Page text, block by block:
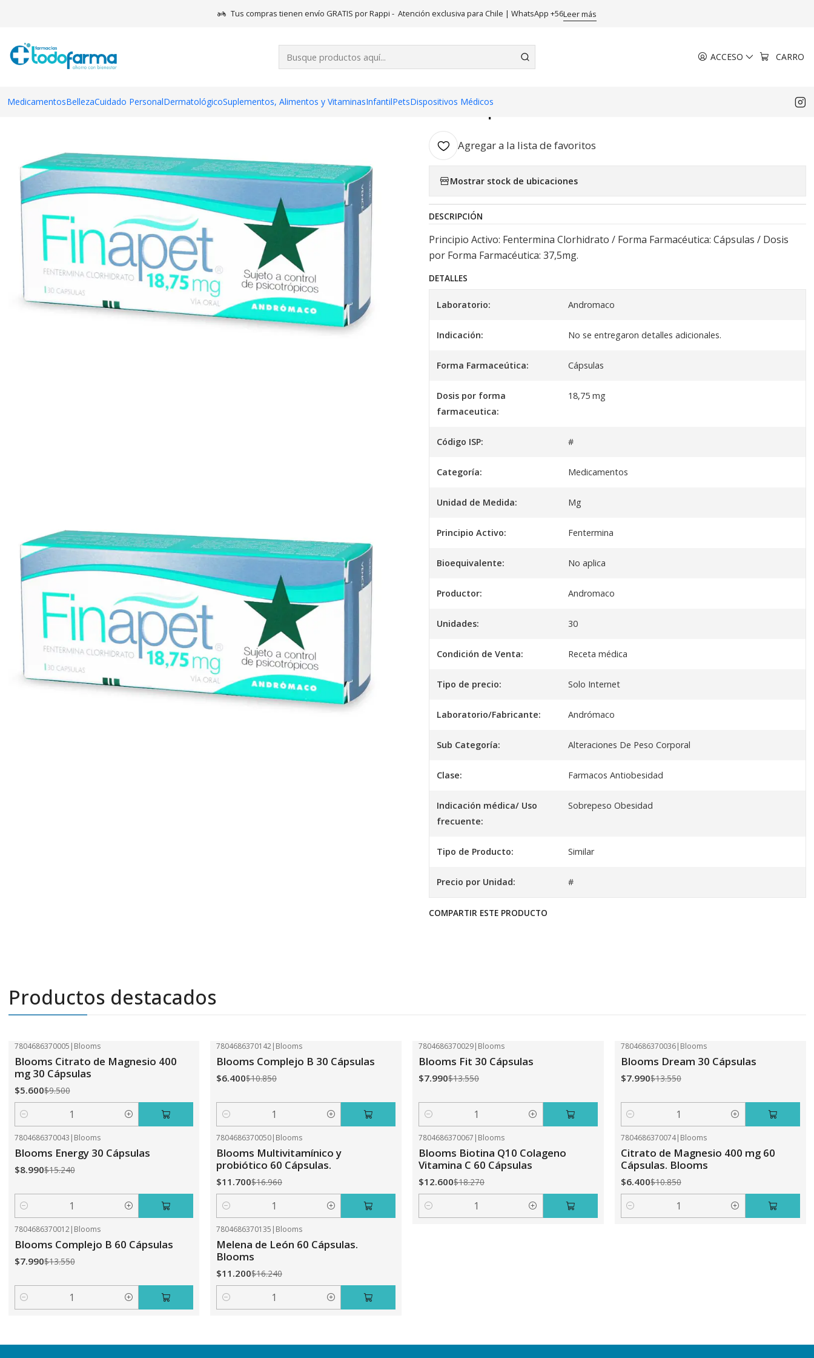
ACCESO CARRO
MedicamentosBellezaCuidado PersonalDermatológicoSuplementos, Alimentos y VitaminasInfantilPetsDispositivos Médicos
Tus compras tienen envío GRATIS por Rappi - Atención exclusiva para Chile | WhatsApp +56Leer más
Medicamentos Finapet (B) Fentermina 18,75 mg 30 Cápsulas. Medicamento controlado, venta presencial
Finapet (B) Fentermina 18,75 mg 30
venta presencial
Agregar a la lista de favoritos
Mostrar stock de ubicaciones
DESCRIPCIÓN
Principio Activo: Fentermina Clorhidrato / Forma Farmacéutica: Cápsulas / Dosis
por Forma Farmacéutica: 37,5mg.
DETALLES
Laboratorio: Andromaco
Indicación: No se entregaron detalles adicionales.
Forma Farmaceútica: Cápsulas
Dosis por forma
farmaceutica:
18,75 mg
Código ISP: #
Categoría: Medicamentos
Unidad de Medida: Mg
Principio Activo: Fentermina
Bioequivalente: No aplica
Productor: Andromaco
Unidades: 30
Condición de Venta: Receta médica
Tipo de precio: Solo Internet
Laboratorio/Fabricante: Andrómaco
Sub Categoría: Alteraciones De Peso Corporal
Clase: Farmacos Antiobesidad
Indicación médica/ Uso
frecuente:
Sobrepeso Obesidad
Tipo de Producto: Similar
Precio por Unidad: #
COMPARTIR ESTE PRODUCTO
Productos destacados
7804686370005 | Blooms
Blooms Citrato de Magnesio 400
mg 30 Cápsulas
$5.600$9.500
Cantidad
7804686370142| Blooms
Blooms Complejo B 30 Cápsulas
$6.400$10.850
Cantidad
7804686370029| Blooms
Blooms Fit 30 Cápsulas
$7.990$13.550
Cantidad
7804686370036| Blooms
Blooms Dream 30 Cápsulas
$7.990$13.550
Cantidad
7804686370043 | Blooms
Blooms Energy 30 Cápsulas
$8.990$15.240
Cantidad
7804686370050| Blooms
Blooms Multivitamínico y
probiótico 60 Cápsulas.
$11.700$16.960
Cantidad
7804686370067 | Blooms
Blooms Biotina Q10 Colageno
Vitamina C 60 Cápsulas
$12.600$18.270
Cantidad
7804686370074| Blooms
Citrato de Magnesio 400 mg 60
Cápsulas. Blooms
$6.400$10.850
Cantidad
7804686370012| Blooms
Blooms Complejo B 60 Cápsulas
$7.990$13.550
Cantidad
7804686370135 | Blooms
Melena de León 60 Cápsulas.
Blooms
$11.200$16.240
Cantidad